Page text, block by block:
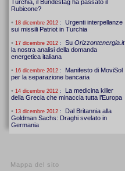
Mappa del sito